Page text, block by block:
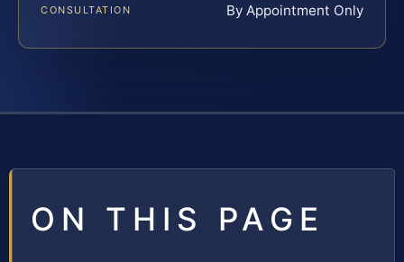
CONSULTATION By Appointment Only
ON THIS PAGE